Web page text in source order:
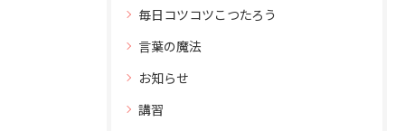
毎日コツコツこつたろう
言葉の魔法
お知らせ
講習